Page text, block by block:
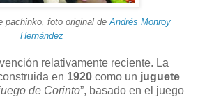
pachinko, foto original de Andrés Monroy
Hernández
relativamente reciente. La
en 1920 como un juguete
de Corinto”, basado en el juego